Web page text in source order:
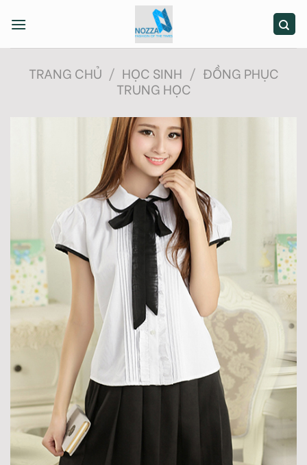
TRANG CHỦ / HỌC SINH / ĐỒNG PHỤC
TRUNG HỌC